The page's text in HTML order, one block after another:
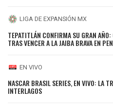
LIGA DE EXPANSIÓN MX
TEPATITLÁN CONFIRMA SU GRAN
TRAS VENCER A LA JAIBA BRAVA EN
EN VIVO
NASCAR BRASIL SERIES, EN VIVO: LA
INTERLAGOS